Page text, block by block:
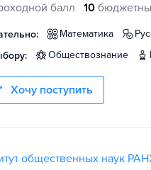
балл 10
математика
обществознание
Хочу поступить
общественных наук